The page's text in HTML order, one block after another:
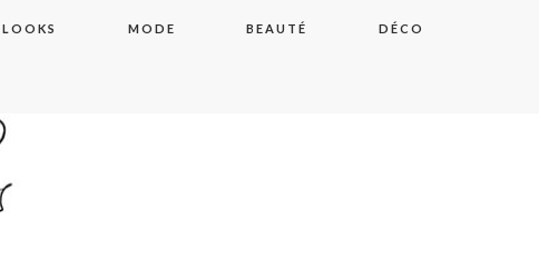
LOOKS MODE BEAUTÉ DÉCO